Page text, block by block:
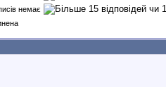
немає